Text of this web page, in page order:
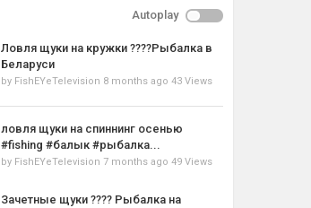
Autoplay
Ловля щуки на кружки ????Рыбалка в
Беларуси
by FishEYeTelevision 8 months ago 43 Views
ловля щуки на спиннинг осенью
#fishing #балык #рыбалка...
by FishEYeTelevision 7 months ago 49 Views
Зачетные щуки ???? Рыбалка на